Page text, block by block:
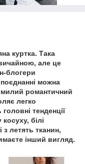
куртка. Така
але це
блогери
можна
милий романтичний
легко
тенденції
білі
з летять тканин,
інший вигляд.